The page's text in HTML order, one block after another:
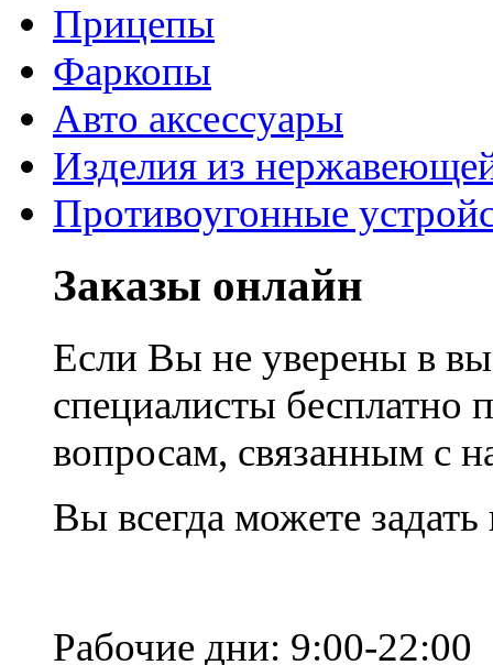
Прицепы
Фаркопы
Авто аксессуары
Изделия из
Противоугонные
Заказы онлайн
Если Вы не уверены в
специалисты
вопросам, связанным с
Вы всегда можете
Рабочие дни: 9:00-22:00